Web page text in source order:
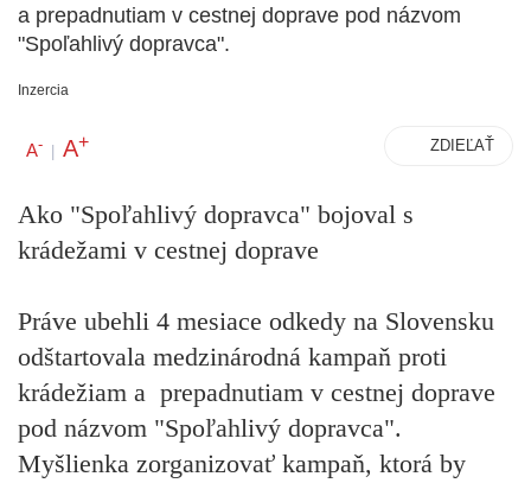
a prepadnutiam v cestnej doprave pod názvom
"Spoľahlivý dopravca".
Inzercia
A- | A+ ZDIEĽAŤ
Ako "Spoľahlivý dopravca" bojoval s
krádežami v cestnej doprave
Práve ubehli 4 mesiace odkedy na Slovensku
odštartovala medzinárodná kampaň proti
krádežiam a prepadnutiam v cestnej doprave
pod názvom "Spoľahlivý dopravca".
Myšlienka zorganizovať kampaň, ktorá by